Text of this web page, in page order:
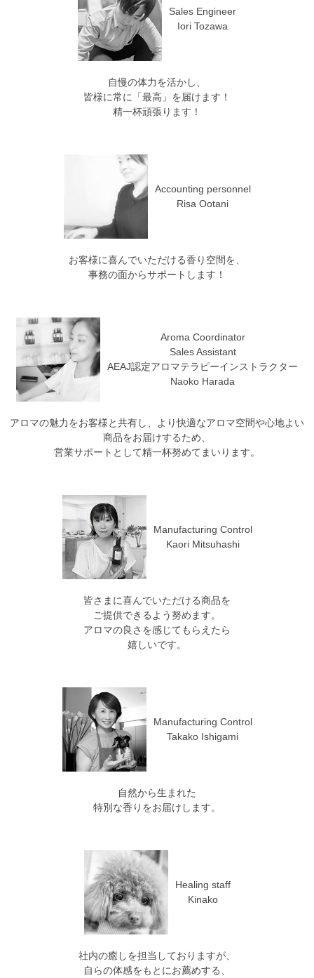
Sales Engineer
Iori Tozawa
自慢の体力を活かし、
皆様に常に「最高」を届けます！
精一杯頑張ります！
Accounting personnel
Risa Ootani
お客様に喜んでいただける香り空間を、
事務の面からサポートします！
Aroma Coordinator
Sales Assistant
AEAJ認定アロマテラピーインストラクター
Naoko Harada
アロマの魅力をお客様と共有し、より快適なアロマ空間や心地よい
商品をお届けするため、
営業サポートとして精一杯努めてまいります。
Manufacturing Control
Kaori Mitsuhashi
皆さまに喜んでいただける商品を
ご提供できるよう努めます。
アロマの良さを感じてもらえたら
嬉しいです。
Manufacturing Control
Takako Ishigami
自然から生まれた
特別な香りをお届けします。
Healing staff
Kinako
社内の癒しを担当しておりますが、
自らの体感をもとにお薦めする、